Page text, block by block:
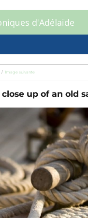
d'Adélaïde
Image suivante
close up of an old